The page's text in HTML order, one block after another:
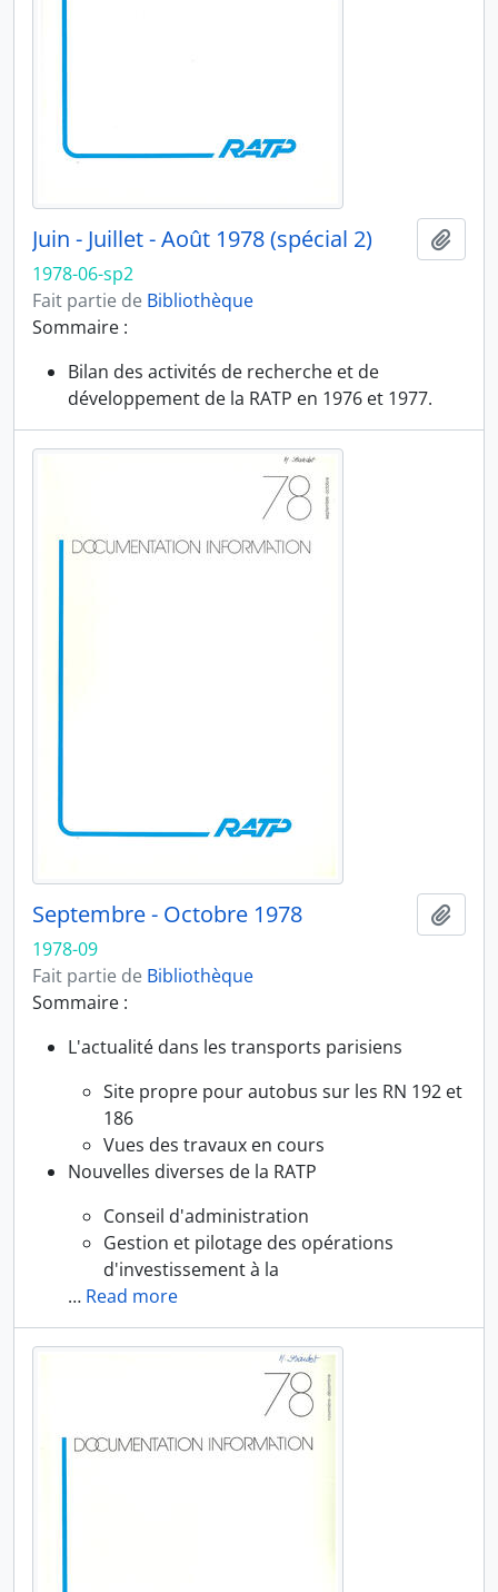
Juin - Juillet - Août 1978 (spécial 2)
1978-06-sp2
Fait partie de Bibliothèque
Sommaire :
Bilan des activités de recherche et de
développement de la RATP en 1976 et 1977.
Septembre - Octobre 1978
1978-09
Fait partie de Bibliothèque
Sommaire :
L'actualité dans les transports parisiens
Site propre pour autobus sur les RN 192 et
186
Vues des travaux en cours
Nouvelles diverses de la RATP
Conseil d'administration
Gestion et pilotage des opérations
d'investissement à la
… Read more